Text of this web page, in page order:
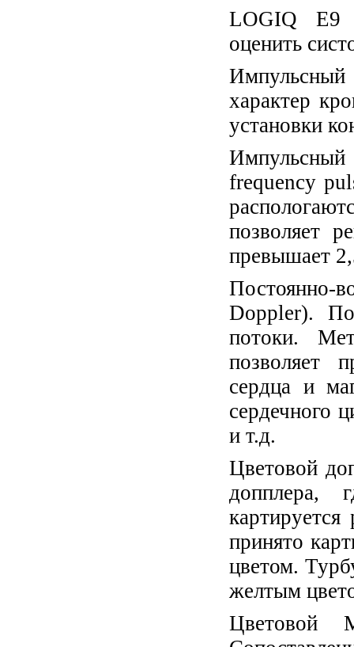
LOGIQ E9
оценить
Импульсный
характер
установки
frequency
позволяет
превышает
Постоянно-
Doppler).
потоки.
позволяет
сердца и
сердечного
и т.д.
Цветовой
допплера,
принято
цветом.
желтым
Цветовой